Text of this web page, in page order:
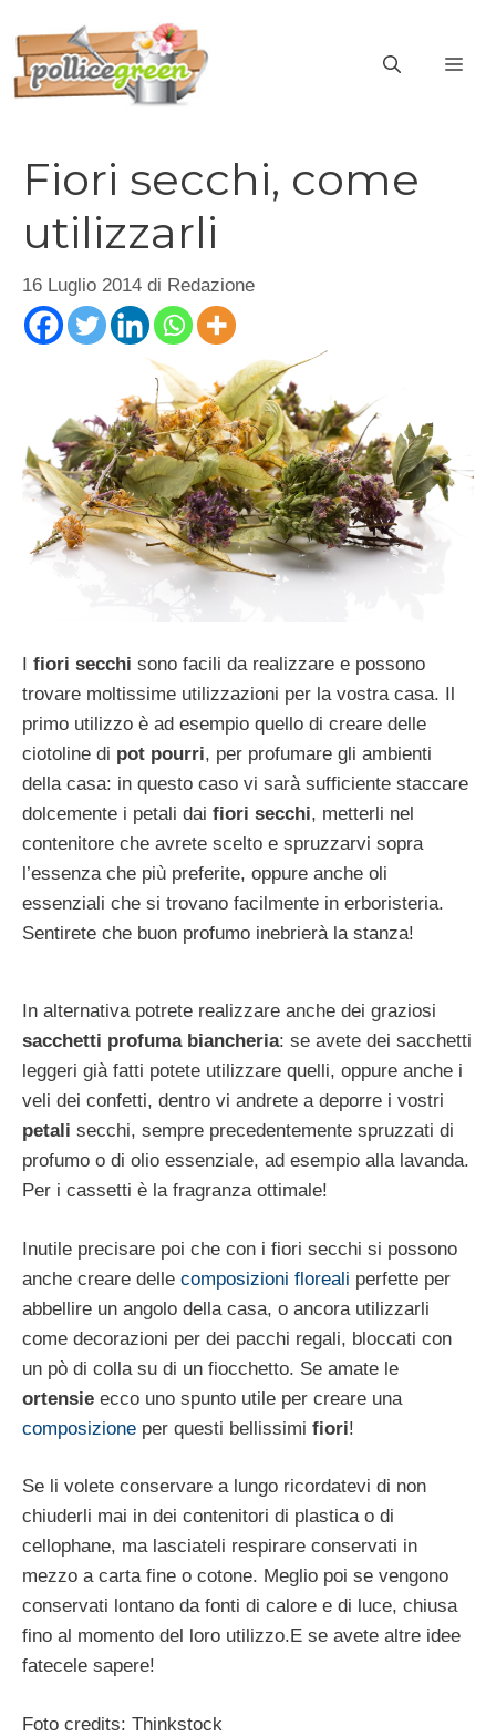
contenuto
Fiori secchi, come
utilizzarli
16 Luglio 2014 di Redazione
I fiori secchi sono facili da realizzare e possono
trovare moltissime utilizzazioni per la vostra casa. Il
primo utilizzo è ad esempio quello di creare delle
ciotoline di pot pourri, per profumare gli ambienti
della casa: in questo caso vi sarà sufficiente staccare
dolcemente i petali dai fiori secchi, metterli nel
contenitore che avrete scelto e spruzzarvi sopra
l’essenza che più preferite, oppure anche oli
essenziali che si trovano facilmente in erboristeria.
Sentirete che buon profumo inebrierà la stanza!
In alternativa potrete realizzare anche dei graziosi
sacchetti profuma biancheria: se avete dei sacchetti
leggeri già fatti potete utilizzare quelli, oppure anche i
veli dei confetti, dentro vi andrete a deporre i vostri
petali secchi, sempre precedentemente spruzzati di
profumo o di olio essenziale, ad esempio alla lavanda.
Per i cassetti è la fragranza ottimale!
Inutile precisare poi che con i fiori secchi si possono
anche creare delle composizioni floreali perfette per
abbellire un angolo della casa, o ancora utilizzarli
come decorazioni per dei pacchi regali, bloccati con
un pò di colla su di un fiocchetto. Se amate le
ortensie ecco uno spunto utile per creare una
composizione per questi bellissimi fiori!
Se li volete conservare a lungo ricordatevi di non
chiuderli mai in dei contenitori di plastica o di
cellophane, ma lasciateli respirare conservati in
mezzo a carta fine o cotone. Meglio poi se vengono
conservati lontano da fonti di calore e di luce, chiusa
fino al momento del loro utilizzo.E se avete altre idee
fatecele sapere!
Foto credits: Thinkstock